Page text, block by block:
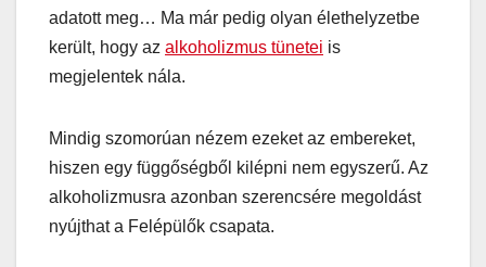
adatott meg… Ma már pedig olyan élethelyzetbe
került, hogy az alkoholizmus tünetei is
megjelentek nála.
Mindig szomorúan nézem ezeket az embereket,
hiszen egy függőségből kilépni nem egyszerű. Az
alkoholizmusra azonban szerencsére megoldást
nyújthat a Felépülők csapata.